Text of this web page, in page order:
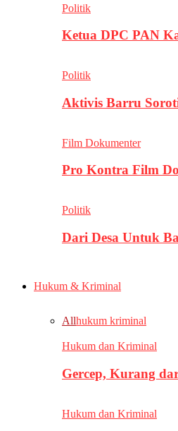
Politik
Ketua DPC PAN
Politik
Aktivis Barru
Film Dokumenter
Pro Kontra Film
Politik
Dari Desa Untuk
Hukum & Kriminal
Allhukum kriminal
Hukum dan Kriminal
Gercep, Kurang
Hukum dan Kriminal